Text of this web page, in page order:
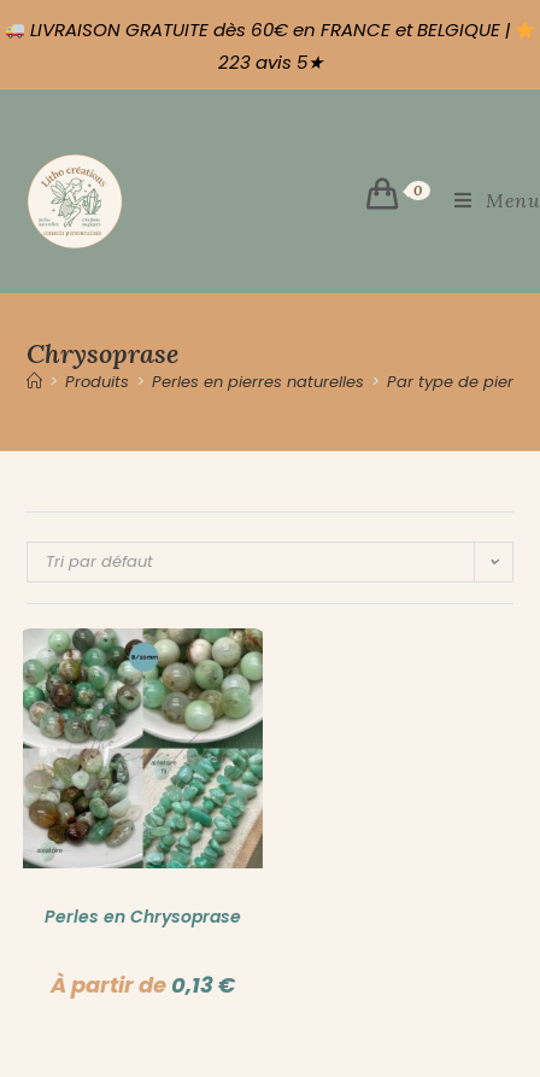
LIVRAISON GRATUITE dès 60€ en FRANCE et BELGIQUE |
223 avis 5★
0 Menu
Chrysoprase
> Produits > Perles en pierres naturelles > Par type de pierre
Tri par défaut
Perles en Chrysoprase
À partir de 0,13€